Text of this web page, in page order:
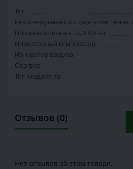
Тип
Рекомендуемая площадь помещения,
Производительность, BTU/час
Инверторный компрессор
Ионизатор воздуха
Обогрев
Тип хладагента
Отзывов (0)
Нет отзывов об этом товаре.